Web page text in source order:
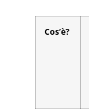
Cos’è?